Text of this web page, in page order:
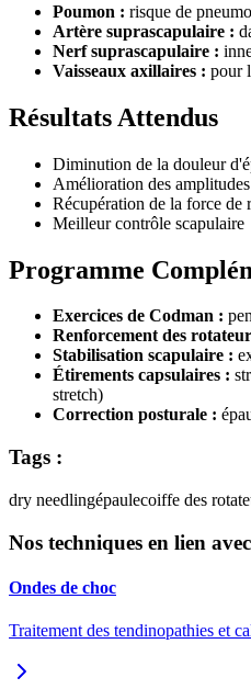
Poumon : risque de
Artère suprascapulaire :
Nerf suprascapulaire :
Vaisseaux axillaires : pour
Résultats Attendus
Diminution de la douleur
Amélioration des
Récupération de la force de
Meilleur contrôle scapulaire
Programme
Exercices de Codman :
Renforcement des
Stabilisation scapulaire :
Étirements capsulaires :
stretch)
Correction posturale :
Tags :
dry needlingépaulecoiffe des
Nos techniques en lien
Ondes de choc
Traitement des tendinopathies et